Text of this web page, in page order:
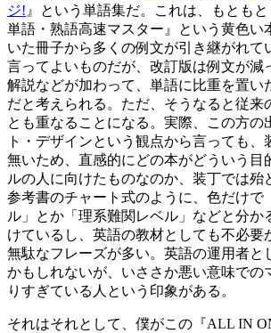
ジ! 』という単語集だ。これは、もとも
単語・熟語高速マスター』という黄色い
いた冊子から多くの例文が引き継がれて
言ってよいものだが、改訂版は例文が減
解説などが加わって、単語に比重を置い
だと考えられる。ただ、そうなると従来
とも重なることになる。実際、この方の
ト・デザインという観点から言っても、
無いため、直感的にどの本がどういう目
ルの人に向けたものなのか、装丁では殆
参考書のチャート式のように、色だけで
ル」とか「理系難関レベル」などと分か
けているし、英語の教材としても不必要
無駄なフレーズが多い。英語の運用者と
かもしれないが、いささか悪い意味での
りすぎている人という印象がある。
それはそれとして、僕がこの『ALL IN